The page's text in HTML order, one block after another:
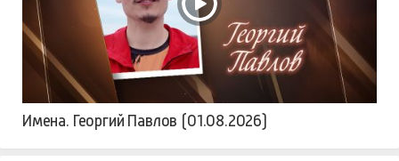
Имена. Георгий Павлов (01.08.2026)